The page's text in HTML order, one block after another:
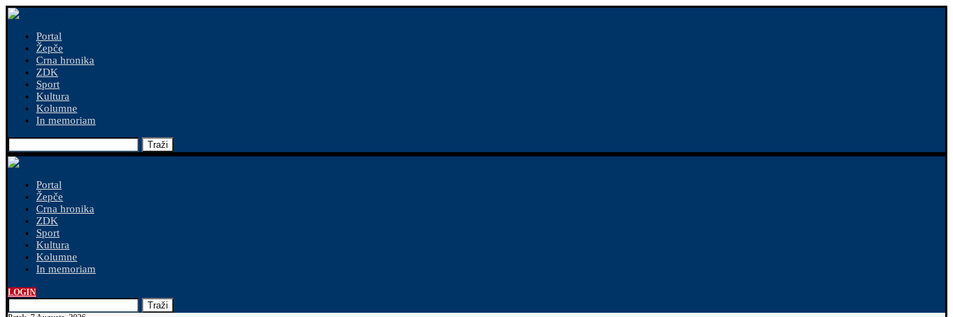
Portal
Žepče
Crna hronika
ZDK
Sport
Kultura
Kolumne
In memoriam
Traži
Portal
Žepče
Crna hronika
ZDK
Sport
Kultura
Kolumne
In memoriam
LOGIN
Traži